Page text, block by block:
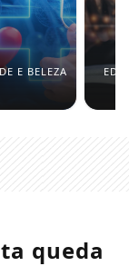
E BELEZA
queda